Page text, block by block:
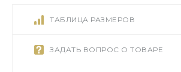
ТАБЛИЦА РАЗМЕРОВ
ЗАДАТЬ ВОПРОС О ТОВАРЕ